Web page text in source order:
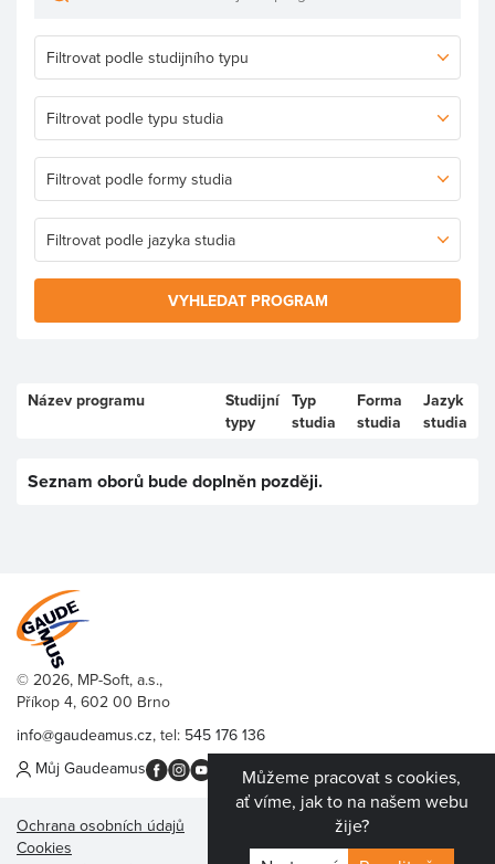
Můžeme pracovat s cookies,
ať víme, jak to na našem webu
žije?
VYHLEDAT PROGRAM
Název programu
Studijní
typy
Typ
studia
Forma
studia
Jazyk
studia
Seznam oborů bude doplněn později.
© 2026, MP-Soft, a.s.,
Příkop 4, 602 00 Brno
info@gaudeamus.cz, tel: 545 176 136
Můj Gaudeamus
Ochrana osobních údajů
Cookies